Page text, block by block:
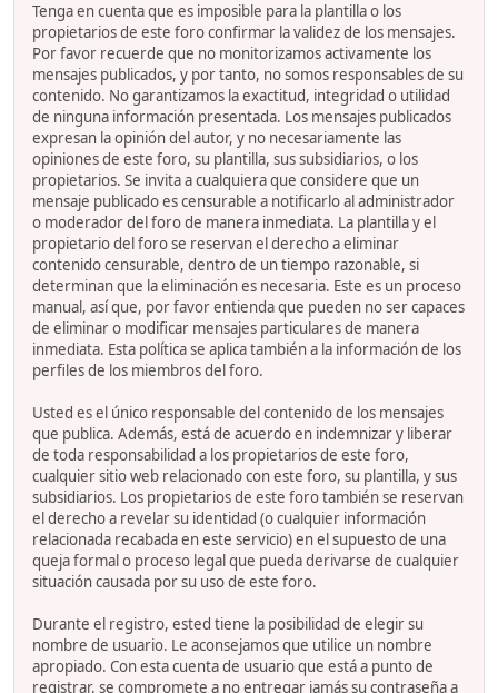
Tenga en cuenta que es imposible para la plantilla o los
propietarios de este foro confirmar la validez de los mensajes.
Por favor recuerde que no monitorizamos activamente los
mensajes publicados, y por tanto, no somos responsables de su
contenido. No garantizamos la exactitud, integridad o utilidad
de ninguna información presentada. Los mensajes publicados
expresan la opinión del autor, y no necesariamente las
opiniones de este foro, su plantilla, sus subsidiarios, o los
propietarios. Se invita a cualquiera que considere que un
mensaje publicado es censurable a notificarlo al administrador
o moderador del foro de manera inmediata. La plantilla y el
propietario del foro se reservan el derecho a eliminar
contenido censurable, dentro de un tiempo razonable, si
determinan que la eliminación es necesaria. Este es un proceso
manual, así que, por favor entienda que pueden no ser capaces
de eliminar o modificar mensajes particulares de manera
inmediata. Esta política se aplica también a la información de los
perfiles de los miembros del foro.
Usted es el único responsable del contenido de los mensajes
que publica. Además, está de acuerdo en indemnizar y liberar
de toda responsabilidad a los propietarios de este foro,
cualquier sitio web relacionado con este foro, su plantilla, y sus
subsidiarios. Los propietarios de este foro también se reservan
el derecho a revelar su identidad (o cualquier información
relacionada recabada en este servicio) en el supuesto de una
queja formal o proceso legal que pueda derivarse de cualquier
situación causada por su uso de este foro.
Durante el registro, ested tiene la posibilidad de elegir su
nombre de usuario. Le aconsejamos que utilice un nombre
apropiado. Con esta cuenta de usuario que está a punto de
registrar, se compromete a no entregar jamás su contraseña a